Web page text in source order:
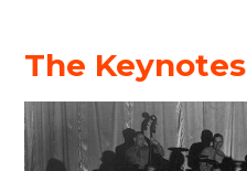
The Keynotes